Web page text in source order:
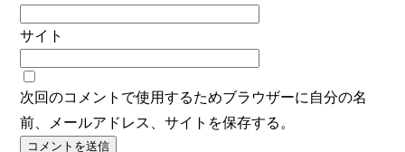
サイト
次回のコメントで使用するためブラウザーに自分の名
前、メールアドレス、サイトを保存する。